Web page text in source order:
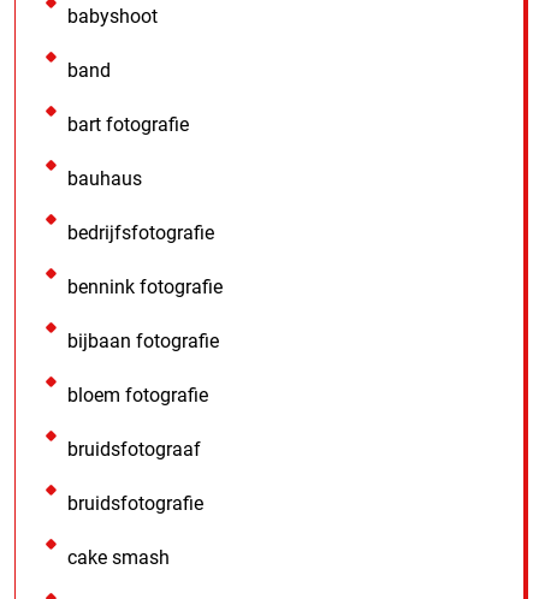
babyshoot
band
bart fotografie
bauhaus
bedrijfsfotografie
bennink fotografie
bijbaan fotografie
bloem fotografie
bruidsfotograaf
bruidsfotografie
cake smash